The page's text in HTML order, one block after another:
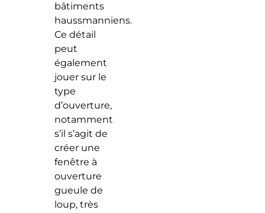
bâtiments
haussmanniens.
Ce détail
peut
également
jouer sur le
type
d’ouverture,
notamment
s’il s’agit de
créer une
fenêtre à
ouverture
gueule de
loup, très